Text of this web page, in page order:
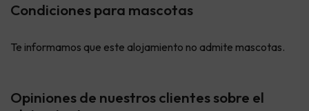
Condiciones para mascotas
Te informamos que este alojamiento no admite mascotas.
Opiniones de nuestros clientes sobre el